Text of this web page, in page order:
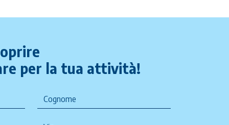
per la tua attività!